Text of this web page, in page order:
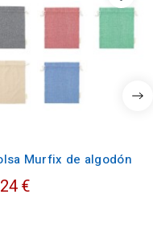
Murfix de algodón
€